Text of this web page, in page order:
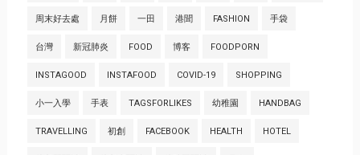
周末好去處 月餅 一田 港聞 FASHION 手袋
台灣 新冠肺炎 FOOD 博客 FOODPORN
INSTAGOOD INSTAFOOD COVID-19 SHOPPING
小一入學 手表 TAGSFORLIKES 幼稚園 HANDBAG
TRAVELLING 初創 FACEBOOK HEALTH HOTEL